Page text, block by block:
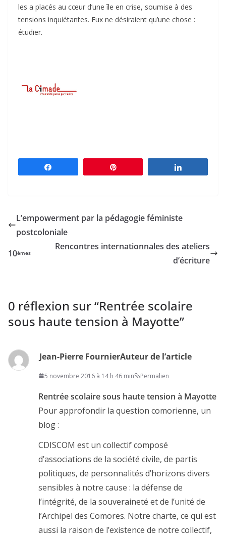
les a placés au cœur d’une île en crise, soumise à des
tensions inquiétantes. Eux ne désiraient qu’une chose :
étudier.
L’empowerment par la pédagogie féministe
postcoloniale
10èmes
Rencontres internationnales des ateliers
d’écriture
0 réflexion sur “Rentrée scolaire
sous haute tension à Mayotte”
Jean-Pierre FournierAuteur de l’article
5 novembre 2016 à 14 h 46 min Permalien
Rentrée scolaire sous haute tension à Mayotte
Pour approfondir la question comorienne, un
blog :
CDISCOM est un collectif composé
d’associations de la société civile, de partis
politiques, de personnalités d’horizons divers
sensibles à notre cause : la défense de
l’intégrité, de la souveraineté et de l’unité de
l’Archipel des Comores. Notre charte, ce qui est
aussi la raison de l’existence de notre collectif,